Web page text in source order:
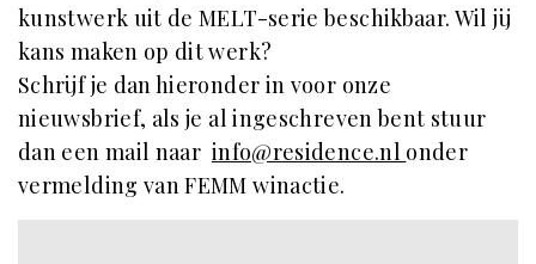
kunstwerk uit de MELT-serie beschikbaar. Wil jij
kans maken op dit werk?
Schrijf je dan hieronder in voor onze
nieuwsbrief, als je al ingeschreven bent stuur
dan een mail naar info@residence.nl onder
vermelding van FEMM winactie.